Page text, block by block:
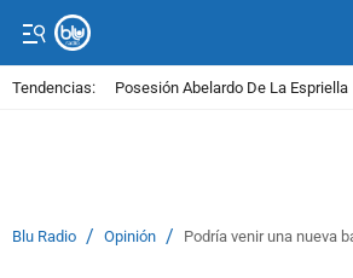
Tendencias: Posesión Abelardo De La Espriella
Blu Radio / Opinión / Podría venir una nueva